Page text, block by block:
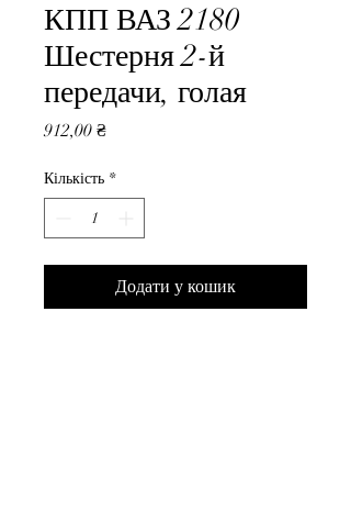
КПП ВАЗ 2180
Шестерня 2-й
передачи, голая
912,00 ₴Ціна
Кількість *
Додати у кошик